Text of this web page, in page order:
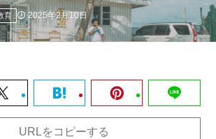
育 2025年2月10日
URLをコピーする